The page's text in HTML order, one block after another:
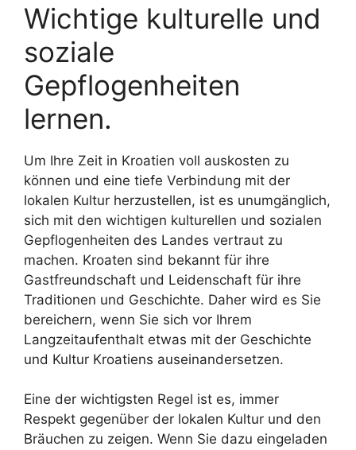
Wichtige kulturelle und
soziale
Gepflogenheiten
lernen.
Um Ihre Zeit in Kroatien voll auskosten zu
können und eine tiefe Verbindung mit der
lokalen Kultur herzustellen, ist es unumgänglich,
sich mit den wichtigen kulturellen und sozialen
Gepflogenheiten des Landes vertraut zu
machen. Kroaten sind bekannt für ihre
Gastfreundschaft und Leidenschaft für ihre
Traditionen und Geschichte. Daher wird es Sie
bereichern, wenn Sie sich vor Ihrem
Langzeitaufenthalt etwas mit der Geschichte
und Kultur Kroatiens auseinandersetzen.
Eine der wichtigsten Regel ist es, immer
Respekt gegenüber der lokalen Kultur und den
Bräuchen zu zeigen. Wenn Sie dazu eingeladen